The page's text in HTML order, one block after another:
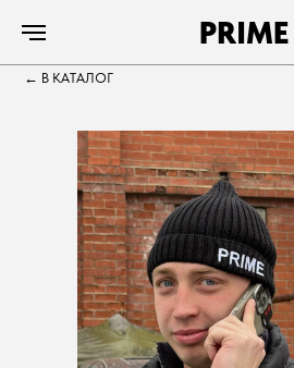
PRIME
← В КАТАЛОГ